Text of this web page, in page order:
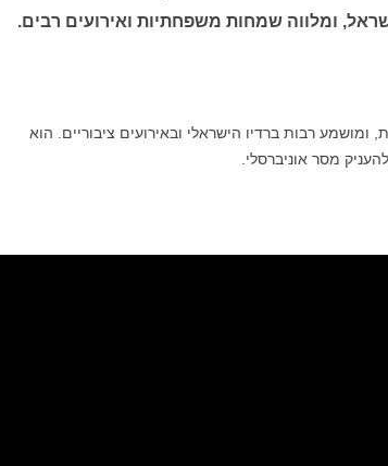
ומלווה שמחות משפחתיות ואירועים רבים.
רבות ברדיו הישראלי ובאירועים ציבוריים. הוא
מסר אוניברסלי.